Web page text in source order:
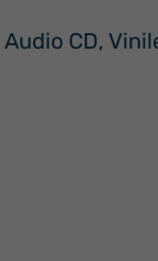
Audio CD,